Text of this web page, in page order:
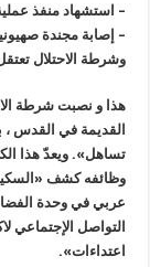
– استشهاد منفذ
– إصابة مجندة
وشرطة الاحتلال
هذا و نصبت شرطة
القديمة في القدس
تساهل». ويعدّ هذا
وظائفه كشف
عربي في وحدة
التواصل الإجتماعي
اعتداءات».